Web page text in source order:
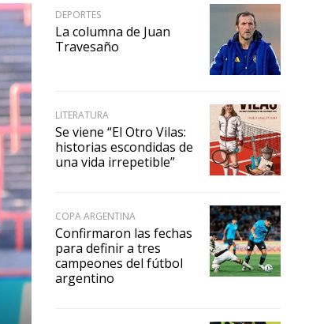
DEPORTES
La columna de Juan
Travesaño
LITERATURA
Se viene “El Otro Vilas:
historias escondidas de
una vida irrepetible”
COPA ARGENTINA
Confirmaron las fechas
para definir a tres
campeones del fútbol
argentino